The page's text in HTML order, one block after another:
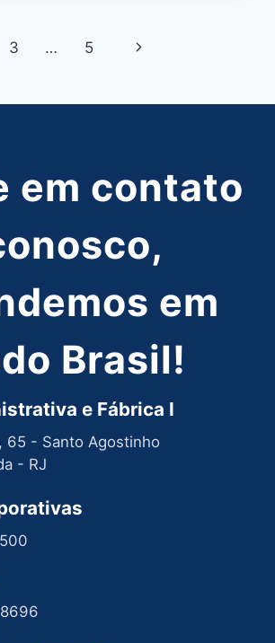
3 … 5
Página
em contato
em
Brasil!
e Fábrica I
65 - Santo Agostinho
- RJ